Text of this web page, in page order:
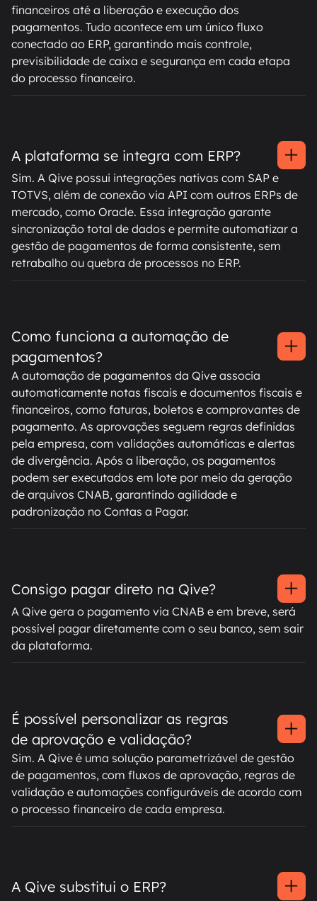
financeiros até a liberação e execução dos
pagamentos. Tudo acontece em um único fluxo
conectado ao ERP, garantindo mais controle,
previsibilidade de caixa e segurança em cada etapa
do processo financeiro.
A plataforma se integra com ERP?
Sim. A Qive possui integrações nativas com SAP e
TOTVS, além de conexão via API com outros ERPs de
mercado, como Oracle. Essa integração garante
sincronização total de dados e permite automatizar a
gestão de pagamentos de forma consistente, sem
retrabalho ou quebra de processos no ERP.
Como funciona a automação de
pagamentos?
A automação de pagamentos da Qive associa
automaticamente notas fiscais e documentos fiscais e
financeiros, como faturas, boletos e comprovantes de
pagamento. As aprovações seguem regras definidas
pela empresa, com validações automáticas e alertas
de divergência. Após a liberação, os pagamentos
podem ser executados em lote por meio da geração
de arquivos CNAB, garantindo agilidade e
padronização no Contas a Pagar.
Consigo pagar direto na Qive?
A Qive gera o pagamento via CNAB e em breve, será
possível pagar diretamente com o seu banco, sem sair
da plataforma.
É possível personalizar as regras
de aprovação e validação?
Sim. A Qive é uma solução parametrizável de gestão
de pagamentos, com fluxos de aprovação, regras de
validação e automações configuráveis de acordo com
o processo financeiro de cada empresa.
A Qive substitui o ERP?